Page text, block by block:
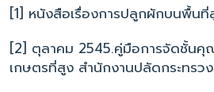
[1] หนังสือเรื่องการปลูกผักบนพื้นที่
[2] ตุลาคม 2545.คู่มือการจัดชั้น
เกษตรที่สูง สำนักงานปลัดกระทรว